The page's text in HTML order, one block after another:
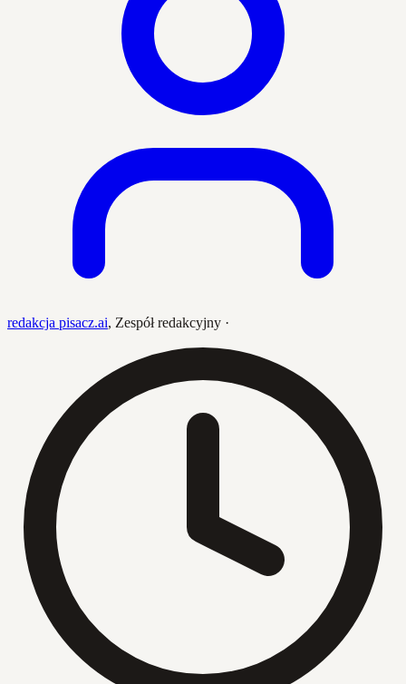
redakcja pisacz.ai, Zespół redakcyjny ·